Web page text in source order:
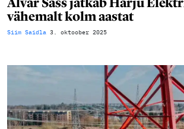
Alvar Sass jätkab Harju
vähemalt kolm aastat
Siim Saidla 3. oktoober 2025